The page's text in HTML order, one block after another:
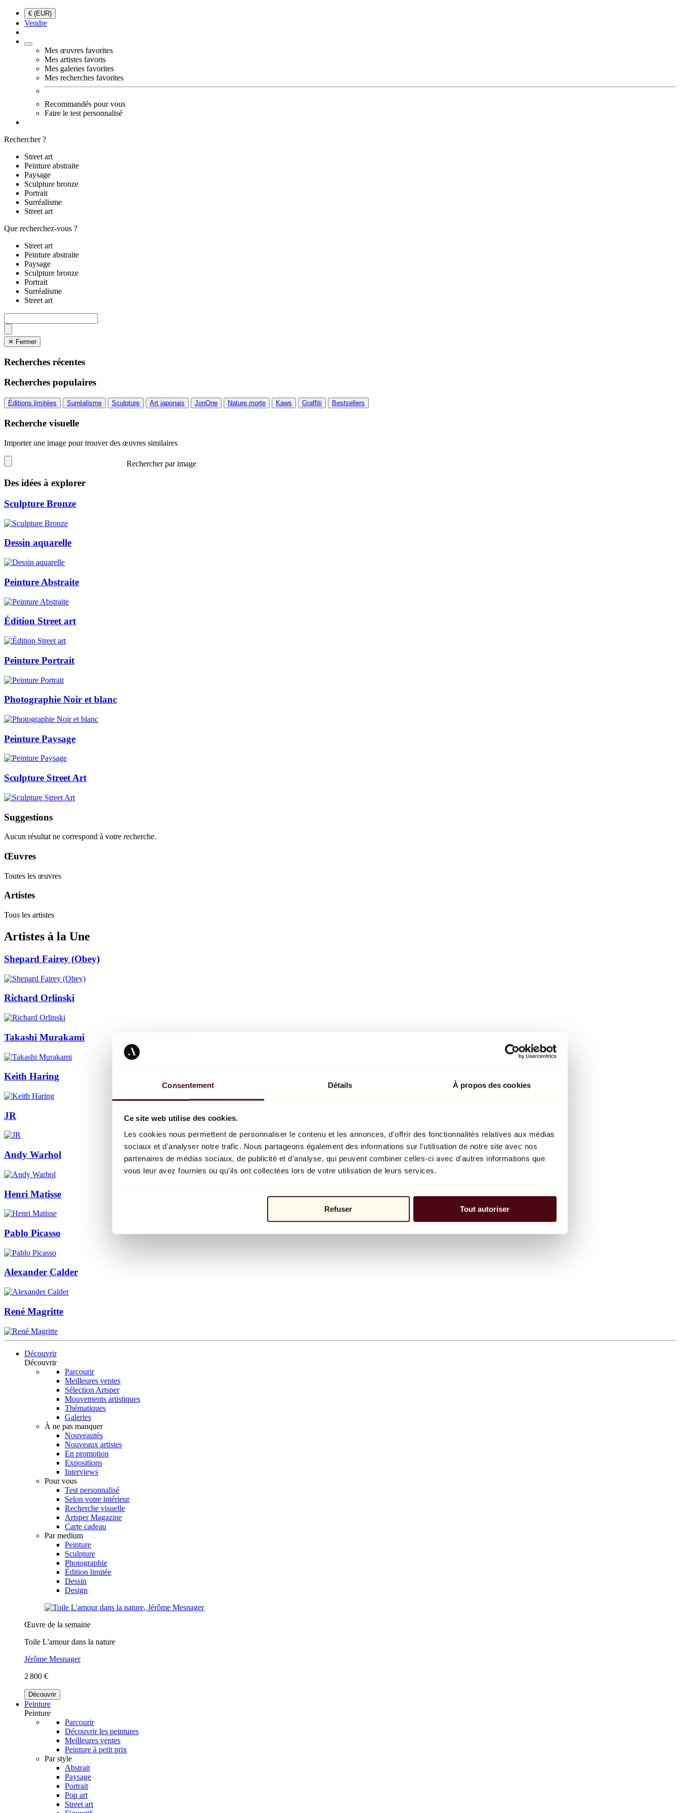
Consentement Détails À propos des cookies
Ce site web utilise des cookies.
Les cookies nous permettent de personnaliser le contenu et les annonces, d'offrir des fonctionnalités relatives aux médias
sociaux et d'analyser notre trafic. Nous partageons également des informations sur l'utilisation de notre site avec nos
partenaires de médias sociaux, de publicité et d'analyse, qui peuvent combiner celles-ci avec d'autres informations que
vous leur avez fournies ou qu'ils ont collectées lors de votre utilisation de leurs services.
Refuser Tout autoriser
€ (EUR)
Vendre
Mes œuvres favorites
Mes artistes favoris
Mes galeries favorites
Mes recherches favorites
Recommandés pour vous
Faire le test personnalisé
Rechercher ?
Street art
Peinture abstraite
Paysage
Sculpture bronze
Portrait
Surréalisme
Street art
Que recherchez-vous ?
Street art
Peinture abstraite
Paysage
Sculpture bronze
Portrait
Surréalisme
Street art
✕ Fermer
Recherches récentes
Recherches populaires
Éditions limitées Surréalisme Sculpture Art japonais JonOne Nature morte Kaws Graffiti Bestsellers
Recherche visuelle
Importer une image pour trouver des œuvres similaires
Rechercher par image
Des idées à explorer
Sculpture Bronze
Dessin aquarelle
Peinture Abstraite
Édition Street art
Peinture Portrait
Photographie Noir et blanc
Peinture Paysage
Sculpture Street Art
Suggestions
Aucun résultat ne correspond à votre recherche.
Œuvres
Toutes les œuvres
Artistes
Tous les artistes
Artistes à la Une
Shepard Fairey (Obey)
Richard Orlinski
Takashi Murakami
Keith Haring
JR
Andy Warhol
Henri Matisse
Pablo Picasso
Alexander Calder
René Magritte
Découvrir
Découvrir
Parcourir
Meilleures ventes
Sélection Artsper
Mouvements artistiques
Thématiques
Galeries
À ne pas manquer
Nouveautés
Nouveaux artistes
En promotion
Expositions
Interviews
Pour vous
Test personnalisé
Selon votre intérieur
Recherche visuelle
Artsper Magazine
Carte cadeau
Par medium
Peinture
Sculpture
Photographie
Édition limitée
Dessin
Design
Œuvre de la semaine
Toile L'amour dans la nature
Jérôme Mesnager
2 800 €
Découvrir
Peinture
Peinture
Parcourir
Découvrir les peintures
Meilleures ventes
Peinture à petit prix
Par style
Abstrait
Paysage
Portrait
Pop art
Street art